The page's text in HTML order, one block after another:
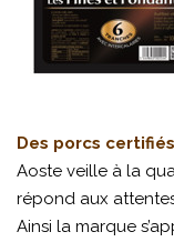
Des porcs
Aoste veille à la
répond aux
Ainsi la marque